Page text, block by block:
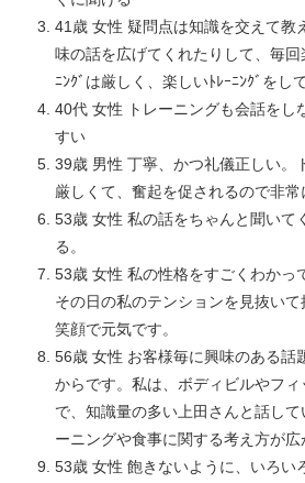
41歳 女性 疑問点は知識を交えて教
味の話を広げてくれたりして、毎
ﾆﾝｸﾞは厳しく、楽しいﾄﾚｰﾆﾝｸﾞをし
40代 女性 トレーニングも会話をし
すい
39歳 男性 丁寧、かつ礼儀正しい。
厳しくて、奮起を促されるので非常
53歳 女性 私の話をちゃんと聞いて
る。
53歳 女性 私の性格をすごくわかっ
その日の私のテンションを見抜い
笑顔で元気です。
56歳 女性 お客様毎に興味のある話
からです。私は、ボディビルやフ
で、知識量の多い上田さんと話し
ーニングや食事に関する考え方が広
53歳 女性 飽きないように、いろい